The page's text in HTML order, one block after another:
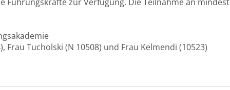
Frau Tucholski (N 10508) und Frau Kelmendi (10523)